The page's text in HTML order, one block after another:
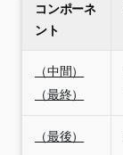
コンポーネ
ント
（中間）
（最終）
（最後）